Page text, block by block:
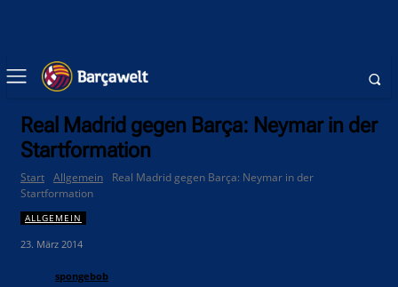
Real Madrid gegen Barça: Neymar in der
Startformation
Start Allgemein
Real Madrid gegen Barça: Neymar in der
Startformation
ALLGEMEIN
23. März 2014
spongebob